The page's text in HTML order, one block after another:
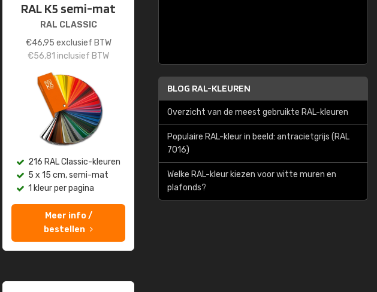
RAL K5 semi-mat
RAL CLASSIC
€46,95 exclusief BTW
€56,81 inclusief BTW
216 RAL Classic-kleuren
5 x 15 cm, semi-mat
1 kleur per pagina
Meer info /
bestellen
BLOG RAL-KLEUREN
Overzicht van de meest gebruikte RAL-kleuren
Populaire RAL-kleur in beeld: antracietgrijs (RAL
7016)
Welke RAL-kleur kiezen voor witte muren en
plafonds?